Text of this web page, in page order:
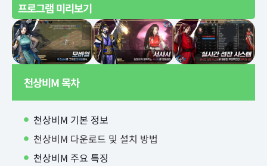
프로그램 미리보기
천상비M 목차
천상비M 기본 정보
천상비M 다운로드 및 설치 방법
천상비M 주요 특징